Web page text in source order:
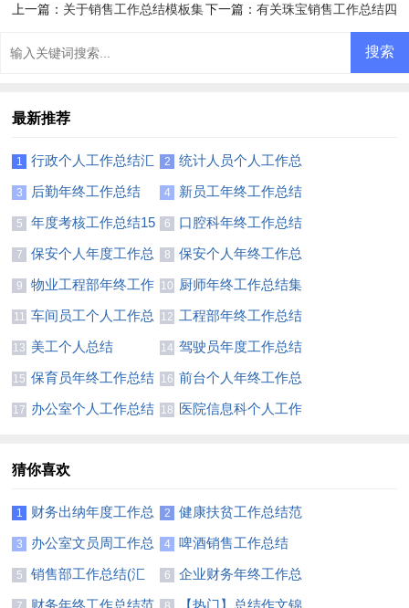
上一篇： 关于销售工作总结模板集下一篇： 有关珠宝销售工作总结四
最新推荐
1
行政个人工作总结汇
编15篇
2
统计人员个人工作总
结15篇
3
后勤年终工作总结
(15篇)
4
新员工年终工作总结
(精选15篇)
5
年度考核工作总结15
篇
6
口腔科年终工作总结
15篇
7
保安个人年度工作总
结(15篇)
8
保安个人年终工作总
结(集合15篇)
9
物业工程部年终工作
总结(15篇)
10
厨师年终工作总结集
合14篇
11
车间员工个人工作总
结通用15篇
12 工程部年终工作总结
(合集15篇)
13 美工个人总结 14 驾驶员年度工作总结
(汇编15篇)
15 保育员年终工作总结
(合集15篇)
16 前台个人年终工作总
结汇编15篇
17 办公室个人工作总结 18 医院信息科个人工作
猜你喜欢
1
财务出纳年度工作总
结11篇
2
健康扶贫工作总结范
文
3
办公室文员周工作总
结
4 啤酒销售工作总结
5
销售部工作总结(汇
编15篇)
6
企业财务年终工作总
结范文
财务年终工作总结范 【热门】总结作文锦